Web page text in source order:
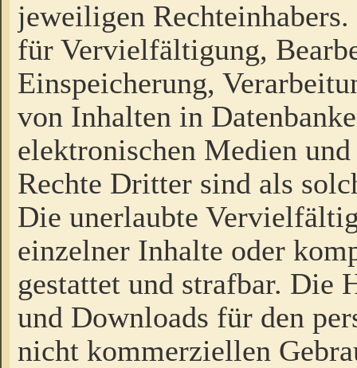
jeweiligen
für Vervielfältigung,
Einspeicherung,
von Inhalten in
elektronischen Medien
Rechte Dritter sind als
Die unerlaubte
einzelner Inhalte oder
gestattet und strafbar. Die
und Downloads für den
nicht kommerziellen